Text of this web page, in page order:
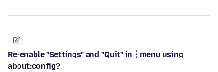
Re-enable "Settings" and "Quit" in︙menu using
about:config?